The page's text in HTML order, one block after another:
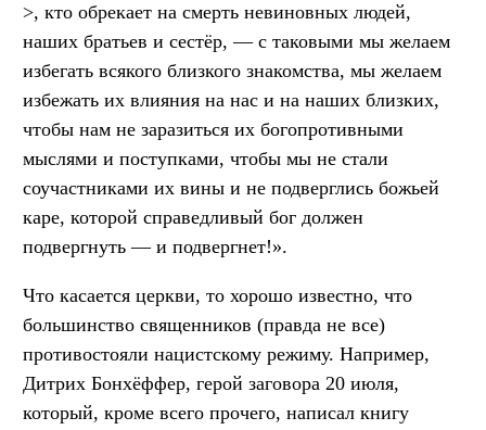
>, кто обрекает на смерть невиновных людей,
наших братьев и сестёр, — с таковыми мы желаем
избегать всякого близкого знакомства, мы желаем
избежать их влияния на нас и на наших близких,
чтобы нам не заразиться их богопротивными
мыслями и поступками, чтобы мы не стали
соучастниками их вины и не подверглись божьей
каре, которой справедливый бог должен
подвергнуть — и подвергнет!».
Что касается церкви, то хорошо известно, что
большинство священников (правда не все)
противостояли нацистскому режиму. Например,
Дитрих Бонхёффер, герой заговора 20 июля,
который, кроме всего прочего, написал книгу